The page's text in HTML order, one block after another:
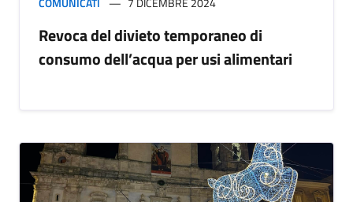
Revoca del divieto temporaneo di
consumo dell’acqua per usi alimentari